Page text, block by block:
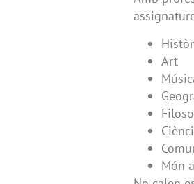
Art
Món